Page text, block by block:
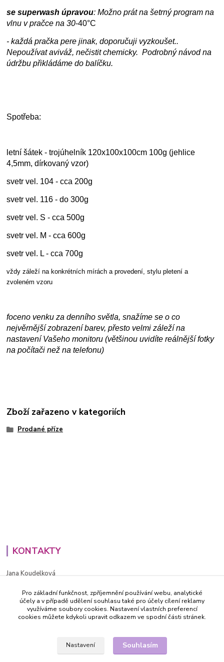
se superwash úpravou: Možno prát na šetrný program na
vlnu v pračce na30-40°C
- každá pračka pere jinak, doporučuji vyzkoušet..
Nepoužívat aviváž, nečistit chemicky. Podrobný návod na
údržbu přikládáme do balíčku.
Spotřeba:
letní šátek - trojúhelník 120x100x100cm 100g (jehlice
4,5mm, dírkovaný vzor)
svetr vel. 104 - cca 200g
svetr vel. 116 - do 300g
svetr vel. S - cca 500g
svetr vel. M - cca 600g
svetr vel. L - cca 700g
vždy záleží na konkrétních mírách a provedení, stylu pletení a
zvoleném vzoru
foceno venku za denního světla, snažíme se o co
nejvěrnější zobrazení barev, přesto velmi záleží na
nastavení Vašeho monitoru (většinou uvidíte reálnější fotky
na počítači než na telefonu)
Zboží zařazeno v kategoriích
Prodané příze
KONTAKTY
Jana Koudelková
PO - PÁ (8-16h)
info@decida.cz
Pro základní funkčnost, zpříjemnění používání webu, analytické
účely a v případě udělení souhlasu také pro účely cílení reklamy
využíváme soubory cookies. Nastavení vlastních preferencí
cookies můžete kdykoli upravit odkazem ve spodní části stránek.
Nastavení Souhlasím